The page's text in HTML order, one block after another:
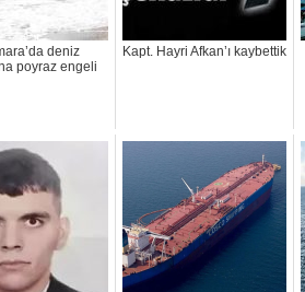
deniz
poyraz engeli
Kapt. Hayri Afkan’ı kaybettik